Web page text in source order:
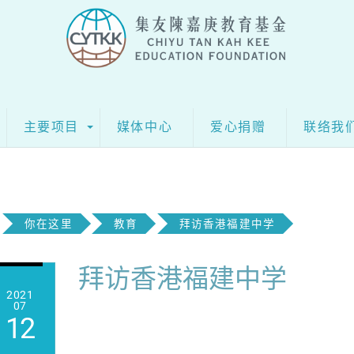
主要项目 媒体中心 爱心捐赠 联络我
你在这里 教育 拜访香港福建中学
2021
07
12
拜访香港福建中学